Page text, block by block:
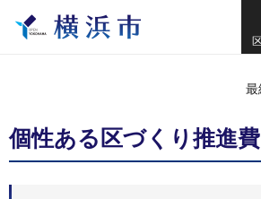
最
個性ある区づくり推進費